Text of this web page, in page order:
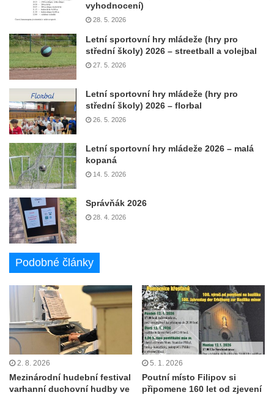
vyhodnocení)
28. 5. 2026
Letní sportovní hry mládeže (hry pro
střední školy) 2026 – streetball a volejbal
27. 5. 2026
Letní sportovní hry mládeže (hry pro
střední školy) 2026 – florbal
26. 5. 2026
Letní sportovní hry mládeže 2026 – malá
kopaná
14. 5. 2026
Správňák 2026
28. 4. 2026
Podobné články
2. 8. 2026
Mezinárodní hudební festival
varhanní duchovní hudby ve
5. 1. 2026
Poutní místo Filipov si
připomene 160 let od zjevení